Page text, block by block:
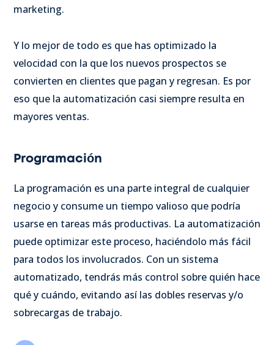
marketing.
Y lo mejor de todo es que has optimizado la
velocidad con la que los nuevos prospectos se
convierten en clientes que pagan y regresan. Es por
eso que la automatización casi siempre resulta en
mayores ventas.
Programación
La programación es una parte integral de cualquier
negocio y consume un tiempo valioso que podría
usarse en tareas más productivas. La automatización
puede optimizar este proceso, haciéndolo más fácil
para todos los involucrados. Con un sistema
automatizado, tendrás más control sobre quién hace
qué y cuándo, evitando así las dobles reservas y/o
sobrecargas de trabajo.